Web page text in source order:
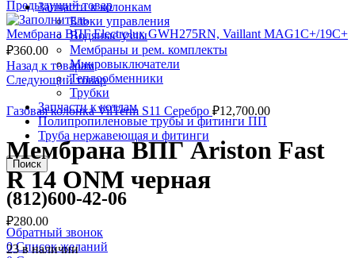
Запчасти к колонкам
Блоки управления
Водяные узлы
Мембраны и рем. комплекты
Микровыключатели
Теплообменники
Трубки
Запчасти к котлам
Полипропиленовые трубы и фитинги ПП
Труба нержавеющая и фитинги
Поиск
(812)600-42-06
Обратный звонок
0Список желаний
Предыдущий товар
Мембрана ВПГ Electrolux GWH275RN, Vaillant MAG1C+/19C+
₽360.00
Назад к товарам
Следующий товар
Газовая колонка VilTerm S11 Серебро ₽12,700.00
Мембрана ВПГ Ariston Fast
R 14 ONM черная
₽280.00
23 в наличии